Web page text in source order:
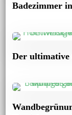
Badezimmer
Der ultimative